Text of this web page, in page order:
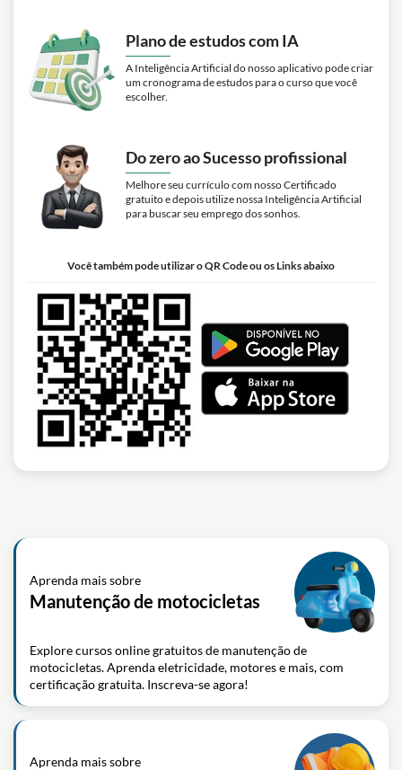
Plano de estudos com IA
A Inteligência Artificial do nosso aplicativo pode criar
um cronograma de estudos para o curso que você
escolher.
Do zero ao Sucesso profissional
Melhore seu currículo com nosso Certificado
gratuito e depois utilize nossa Inteligência Artificial
para buscar seu emprego dos sonhos.
Você também pode utilizar o QR Code ou os Links abaixo
Aprenda mais sobre
Manutenção de motocicletas
Explore cursos online gratuitos de manutenção de
motocicletas. Aprenda eletricidade, motores e mais, com
certificação gratuita. Inscreva-se agora!
Aprenda mais sobre